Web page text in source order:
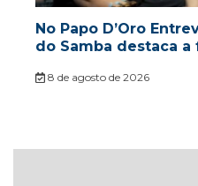
No Papo D’Oro
do Samba destaca
8 de agosto de 2026